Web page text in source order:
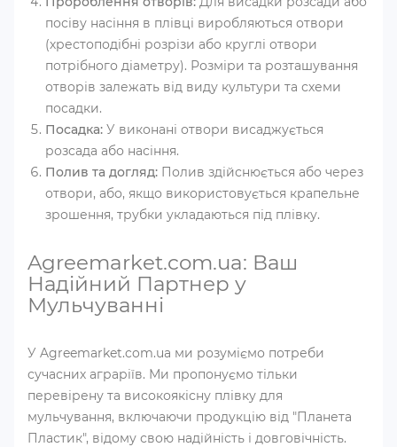
посіву насіння в плівці виробляються отвори
(хрестоподібні розрізи або круглі отвори
потрібного діаметру). Розміри та розташування
отворів залежать від виду культури та схеми
посадки.
Посадка: У виконані отвори висаджується
розсада або насіння.
Полив та догляд: Полив здійснюється або через
отвори, або, якщо використовується крапельне
зрошення, трубки укладаються під плівку.
Agreemarket.com.ua: Ваш
Надійний Партнер у
Мульчуванні
У Agreemarket.com.ua ми розуміємо потреби
сучасних аграріїв. Ми пропонуємо тільки
перевірену та високоякісну плівку для
мульчування, включаючи продукцію від "Планета
Пластик", відому свою надійність і довговічність.